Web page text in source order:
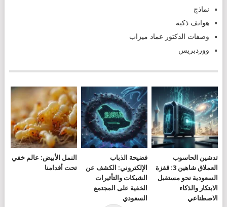
نماذج
هواتف ذكية
وصفات الدكتور عماد ميزاب
ووردبريس
تدشين الحاسوب
العملاق شاهين 3: قفزة
السعودية نحو مستقبل
الابتكار والذكاء
الاصطناعي
فضيحة الذباب
الإلكتروني: الكشف عن
الشبكات والتأثيرات
الخفية على المجتمع
السعودي
النمل الأبيض: عالم خفي
تحت أقدامنا